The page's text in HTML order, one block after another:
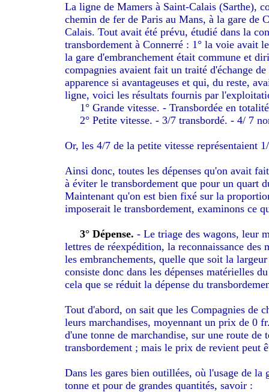
La ligne de Mamers à Saint-Calais (Sarthe),
chemin de fer de Paris au Mans, à la gare de
Calais. Tout avait été prévu, étudié dans la
transbordement à Connerré : 1° la voie avait
la gare d'embranchement était commune et
compagnies avaient fait un traité d'échange
apparence si avantageuses et qui, du reste,
ligne, voici les résultats fournis par
1° Grande vitesse. - Transbordée en
2° Petite vitesse. - 3/7 transbordé. - 4/ 7
Or, les 4/7 de la petite vitesse représentaient
Ainsi donc, toutes les dépenses qu'on avait
à éviter le transbordement que pour un quart
Maintenant qu'on est bien fixé sur la
imposerait le transbordement, examinons ce
3° Dépense. - Le triage des wagons, leur
lettres de réexpédition, la reconnaissance des
les embranchements, quelle que soit la
consiste donc dans les dépenses matérielles
cela que se réduit la dépense du
Tout d'abord, on sait que les Compagnies de
leurs marchandises, moyennant un prix de 0
d'une tonne de marchandise, sur une route
transbordement ; mais le prix de revient peut
Dans les gares bien outillées, où l'usage de
tonne et pour de grandes quantités, savoir :